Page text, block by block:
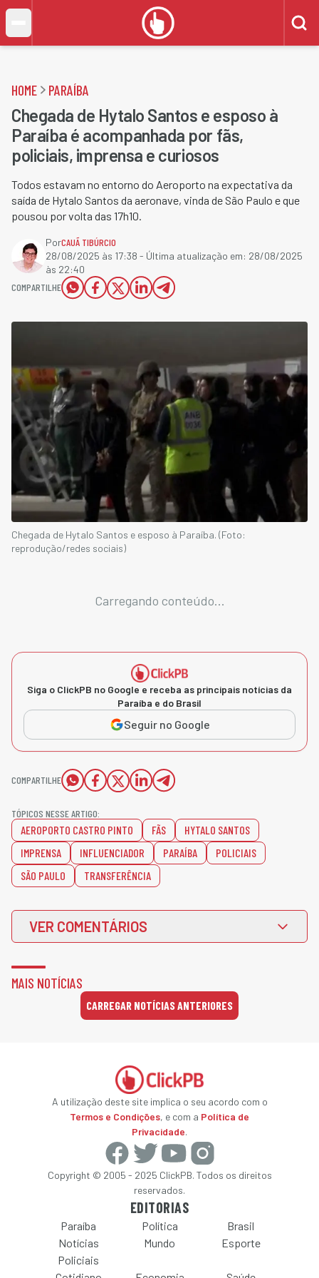
HOME PARAÍBA
Chegada de Hytalo Santos e esposo à
Paraíba é acompanhada por fãs,
policiais, imprensa e curiosos
Todos estavam no entorno do Aeroporto na expectativa da
saída de Hytalo Santos da aeronave, vinda de São Paulo e que
pousou por volta das 17h10.
PorCAUÃ TIBÚRCIO
28/08/2025 às 17:38 - Última atualização em: 28/08/2025
às 22:40
COMPARTILHE
Chegada de Hytalo Santos e esposo à Paraíba. (Foto:
reprodução/redes sociais)
Carregando conteúdo...
Siga o ClickPB no Google e receba as principais notícias da
Paraíba e do Brasil
Seguir no Google
COMPARTILHE
TÓPICOS NESSE ARTIGO:
AEROPORTO CASTRO PINTO FÃS
HYTALO SANTOS
IMPRENSA
INFLUENCIADOR PARAÍBA
POLICIAIS
SÃO PAULO
TRANSFERÊNCIA
VER COMENTÁRIOS
MAIS NOTÍCIAS
CARREGAR NOTÍCIAS ANTERIORES
A utilização deste site implica o seu acordo com o
Termos e Condições, e com a Política de
Privacidade.
Copyright © 2005 - 2025 ClickPB. Todos os direitos
reservados.
EDITORIAS
Paraíba Política
Brasil
Notícias
Policiais
Mundo Esporte